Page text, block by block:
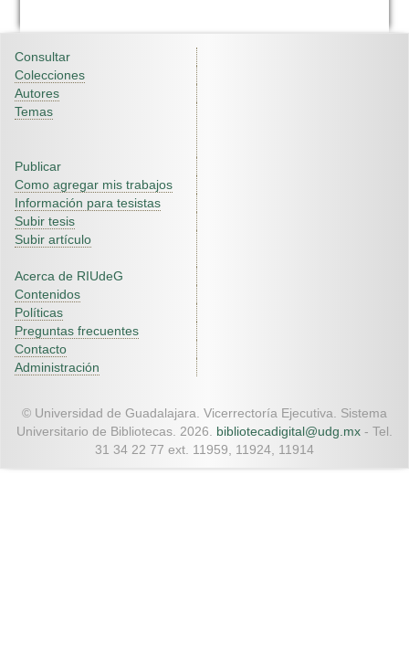
Consultar
Colecciones
Autores
Temas
Publicar
Como agregar mis trabajos
Información para tesistas
Subir tesis
Subir artículo
Acerca de RIUdeG
Contenidos
Políticas
Preguntas frecuentes
Contacto
Administración
© Universidad de Guadalajara. Vicerrectoría Ejecutiva. Sistema
Universitario de Bibliotecas. 2026. bibliotecadigital@udg.mx - Tel.
31 34 22 77 ext. 11959, 11924, 11914